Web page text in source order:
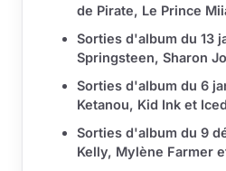
de Pirate, Le Prince
Sorties d'album du 13
Springsteen, Sharon
Sorties d'album du 6
Ketanou, Kid Ink et
Sorties d'album du 9
Kelly, Mylène Farmer